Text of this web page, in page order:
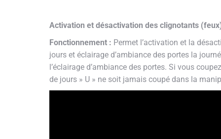
Activation et désactivation des clignotants
Fonctionnement : Permet l’activation et la
jours et éclairage d’ambiance des portes la
l’éclairage d’ambiance des portes. Si vous
de jours » U » ne soit jamais coupé dans la